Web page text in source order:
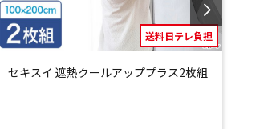
送料日テレ負担
セキスイ 遮熱クールアッププラス2枚組